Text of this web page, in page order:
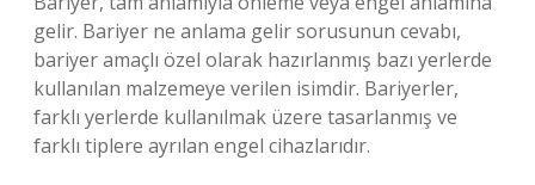
gelir. Bariyer ne anlama gelir sorusunun cevabı,
bariyer amaçlı özel olarak hazırlanmış bazı yerlerde
kullanılan malzemeye verilen isimdir. Bariyerler,
farklı yerlerde kullanılmak üzere tasarlanmış ve
farklı tiplere ayrılan engel cihazlarıdır.